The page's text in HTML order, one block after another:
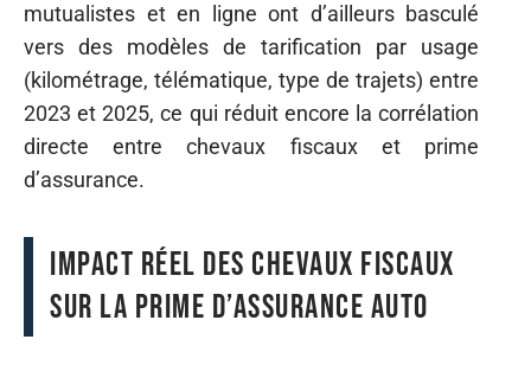
mutualistes et en ligne ont d’ailleurs basculé
vers des modèles de tarification par usage
(kilométrage, télématique, type de trajets) entre
2023 et 2025, ce qui réduit encore la corrélation
directe entre chevaux fiscaux et prime
d’assurance.
Impact réel des chevaux fiscaux
sur la prime d’assurance auto